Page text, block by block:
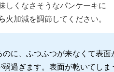
しくなさそうなパンケーキに
火加減を調節してください。
に、ふつふつが来なくて表面
過ぎます。表面が乾いてしま